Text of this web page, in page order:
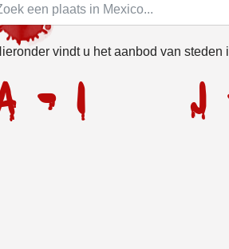
vindt u het aanbod van
- I J